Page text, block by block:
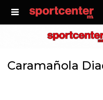

Caramañola